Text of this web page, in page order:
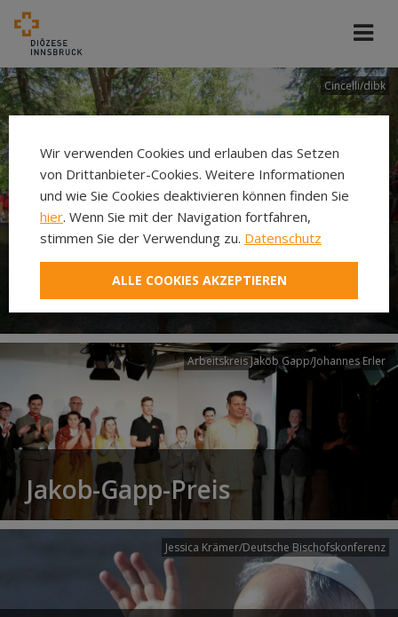
Cincelli/dibk
Neuer Pilgerweg Via
Laudato si’
Arbeitskreis Jakob Gapp/Johannes Erler
Jakob-Gapp-Preis
Jessica Krämer/Deutsche Bischofskonferenz
Wir verwenden Cookies und erlauben das Setzen
von Drittanbieter-Cookies. Weitere Informationen
und wie Sie Cookies deaktivieren können finden Sie
hier. Wenn Sie mit der Navigation fortfahren,
stimmen Sie der Verwendung zu. Datenschutz
ALLE COOKIES AKZEPTIEREN